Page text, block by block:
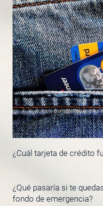
¿Cuál tarjeta de crédito
¿Qué pasaría si te
fondo de emergencia?